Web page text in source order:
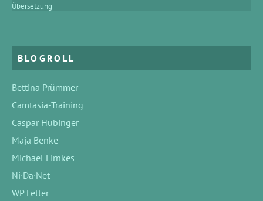
Übersetzung
BLOGROLL
Bettina Prümmer
Camtasia-Training
Caspar Hübinger
Maja Benke
Michael Firnkes
Ni·Da·Net
WP Letter